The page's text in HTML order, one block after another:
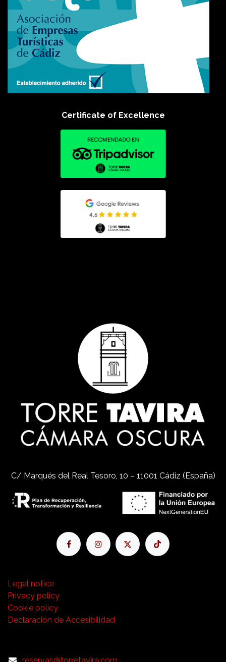
Certificate of Excellence
Legal notice
Privacy policy
Cookie policy
Declaración de Accesibilidad
C/ Marqués del Real Tesoro, 10 – 11001 Cádiz (España)